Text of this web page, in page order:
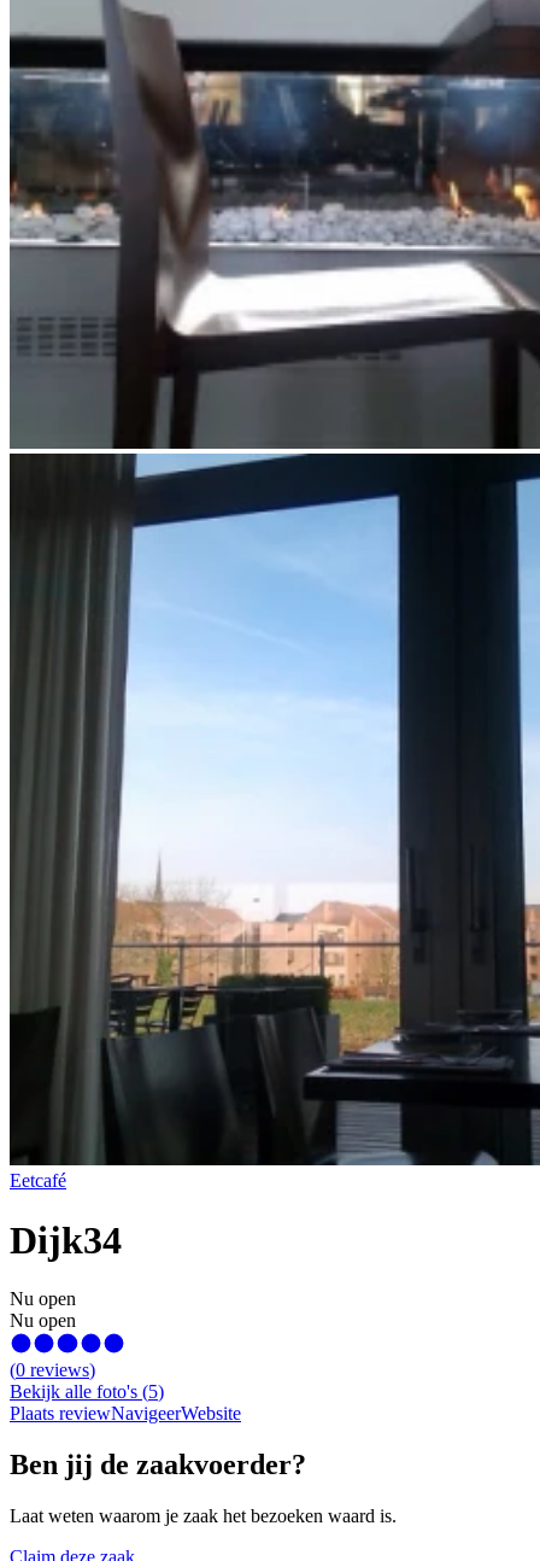
Eetcafé
Dijk34
Nu open
Nu open
(0 reviews)
Bekijk alle foto's (5)
Plaats reviewNavigeerWebsite
Ben jij de zaakvoerder?
Laat weten waarom je zaak het bezoeken waard is.